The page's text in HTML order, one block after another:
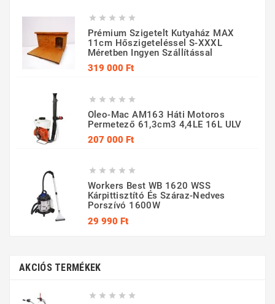
    
Prémium Szigetelt Kutyaház MAX
11cm Hőszigeteléssel S-XXXL
Méretben Ingyen Szállítással
319 000 FtÁr
    
Oleo-Mac AM163 Háti Motoros
Permetező 61,3cm3 4,4LE 16L ULV
207 000 FtÁr
    
Workers Best WB 1620 WSS
Kárpittisztító És Száraz-Nedves
Porszívó 1600W
29 990 FtÁr
AKCIÓS TERMÉKEK
    